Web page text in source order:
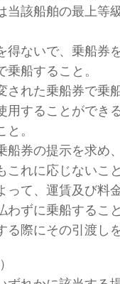
当該船舶の最上等
得ないで、乗船券
船すること。
された乗船券で乗
用することができ
。
船券の提示を求め
これに応じないこ
って、運賃及び料
わずに乗船するこ
る際にその引渡し